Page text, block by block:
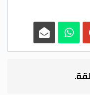
الإنساني
ضمن جهود
التداعيات